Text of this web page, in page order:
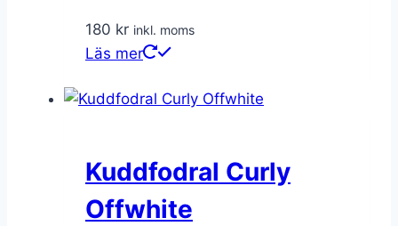
180 kr inkl. moms
Läs mer
Kuddfodral Curly
Offwhite